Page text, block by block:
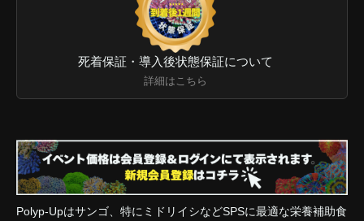
死着保証・導入後状態保証について
詳細はこちら
Polyp-Upはサンゴ、特にミドリイシなどSPSに最適な栄養補助食